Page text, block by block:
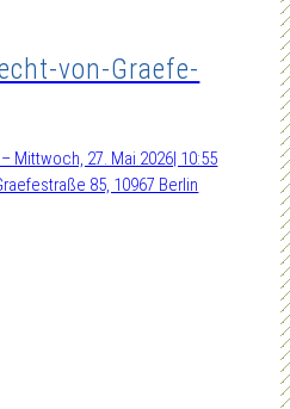
von-Graefe-
Mittwoch, 27. Mai 2026| 10:55
85, 10967 Berlin